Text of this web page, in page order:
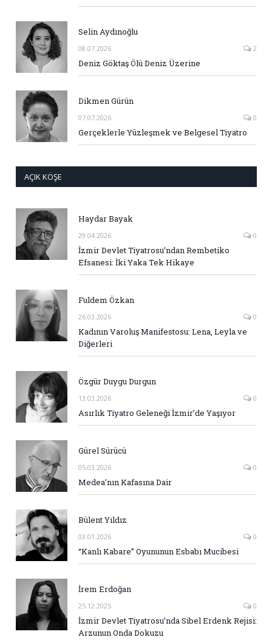
Selin Aydınoğlu
08.07.2026 2
Deniz Göktaş Ölü Deniz Üzerine
Dikmen Gürün
07.07.2026 0
Gerçeklerle Yüzleşmek ve Belgesel Tiyatro
AÇIK KÖŞE
Haydar Bayak
29.04.2026 0
İzmir Devlet Tiyatrosu’ndan Rembetiko
Efsanesi: İki Yaka Tek Hikaye
Fuldem Özkan
26.03.2026 0
Kadının Varoluş Manifestosu: Lena, Leyla ve
Diğerleri
Özgür Duygu Durgun
13.03.2026 0
Asırlık Tiyatro Geleneği İzmir’de Yaşıyor
Gürel Sürücü
05.03.2026 0
Medea’nın Kafasına Dair
Bülent Yıldız
03.01.2026 0
“Kanlı Kabare” Oyununun Esbabı Mucibesi
İrem Erdoğan
25.12.2025 0
İzmir Devlet Tiyatrosu’nda Sibel Erdenk Rejisi:
Arzunun Onda Dokuzu